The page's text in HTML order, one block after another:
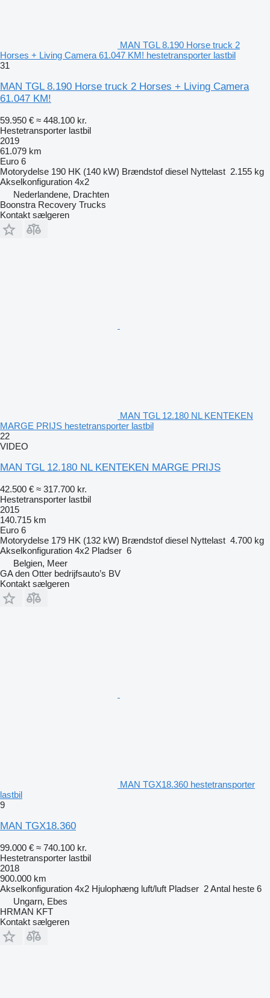
MAN TGL 8.190 Horse truck 2
Horses + Living Camera 61.047 KM! hestetransporter lastbil
31
MAN TGL 8.190 Horse truck 2 Horses + Living Camera
61.047 KM!
59.950 € ≈ 448.100 kr.
Hestetransporter lastbil
2019
61.079 km
Euro 6
Motorydelse 190 HK (140 kW) Brændstof diesel Nyttelast 2.155 kg
Akselkonfiguration 4x2
Nederlandene, Drachten
Boonstra Recovery Trucks
Kontakt sælgeren
MAN TGL 12.180 NL KENTEKEN
MARGE PRIJS hestetransporter lastbil
22
VIDEO
MAN TGL 12.180 NL KENTEKEN MARGE PRIJS
42.500 € ≈ 317.700 kr.
Hestetransporter lastbil
2015
140.715 km
Euro 6
Motorydelse 179 HK (132 kW) Brændstof diesel Nyttelast 4.700 kg
Akselkonfiguration 4x2 Pladser 6
Belgien, Meer
GA den Otter bedrijfsauto’s BV
Kontakt sælgeren
MAN TGX18.360 hestetransporter
lastbil
9
MAN TGX18.360
99.000 € ≈ 740.100 kr.
Hestetransporter lastbil
2018
900.000 km
Akselkonfiguration 4x2 Hjulophæng luft/luft Pladser 2Antal heste 6
Ungarn, Ebes
HRMAN KFT
Kontakt sælgeren